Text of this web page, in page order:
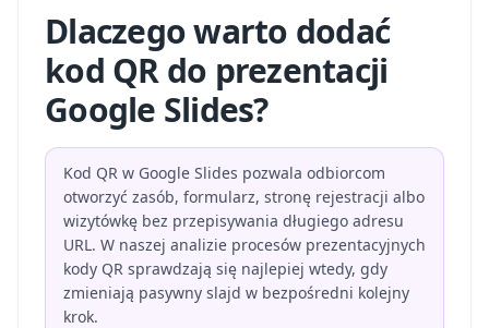
Dlaczego warto dodać
kod QR do prezentacji
Google Slides?
Kod QR w Google Slides pozwala odbiorcom
otworzyć zasób, formularz, stronę rejestracji albo
wizytówkę bez przepisywania długiego adresu
URL. W naszej analizie procesów prezentacyjnych
kody QR sprawdzają się najlepiej wtedy, gdy
zmieniają pasywny slajd w bezpośredni kolejny
krok.